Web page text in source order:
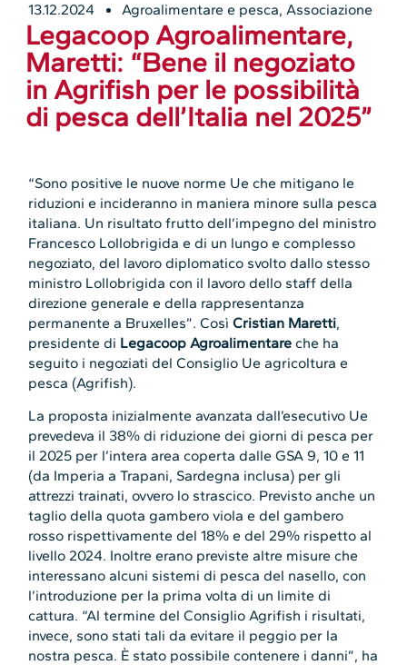
13.12.2024 Agroalimentare e pesca,Associazione
Legacoop Agroalimentare,
Maretti: “Bene il negoziato
in Agrifish per le possibilità
di pesca dell’Italia nel 2025”
“Sono positive le nuove norme Ue che mitigano le
riduzioni e incideranno in maniera minore sulla pesca
italiana. Un risultato frutto dell’impegno del ministro
Francesco Lollobrigida e di un lungo e complesso
negoziato, del lavoro diplomatico svolto dallo stesso
ministro Lollobrigida con il lavoro dello staff della
direzione generale e della rappresentanza
permanente a Bruxelles”. CosìCristian Maretti,
presidente di Legacoop Agroalimentare che ha
seguito i negoziati del Consiglio Ue agricoltura e
pesca (Agrifish).
La proposta inizialmente avanzata dall’esecutivo Ue
prevedeva il 38% di riduzione dei giorni di pesca per
il 2025 per l’intera area coperta dalle GSA 9, 10 e 11
(da Imperia a Trapani, Sardegna inclusa) per gli
attrezzi trainati, ovvero lo strascico. Previsto anche un
taglio della quota gambero viola e del gambero
rosso rispettivamente del 18% e del 29% rispetto al
livello 2024. Inoltre erano previste altre misure che
interessano alcuni sistemi di pesca del nasello, con
l’introduzione per la prima volta di un limite di
cattura. “Al termine del Consiglio Agrifish i risultati,
invece, sono stati tali da evitare il peggio per la
nostra pesca. È stato possibile contenere i danni”, ha